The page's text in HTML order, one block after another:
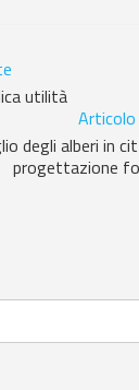
utilità
degli alberi in
progettazione